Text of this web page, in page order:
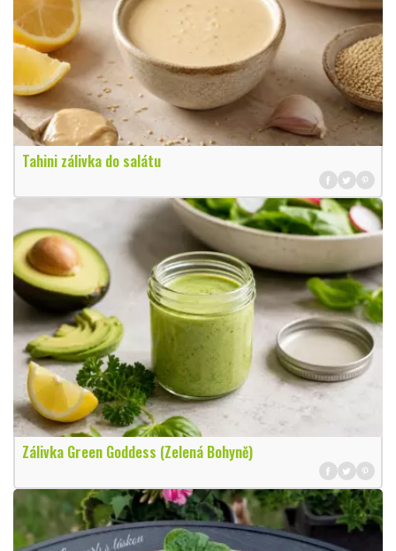
Tahini zálivka do salátu
Zálivka Green Goddess (Zelená Bohyně)